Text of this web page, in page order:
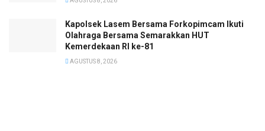
Kapolsek Lasem Bersama Forkopimcam Ikuti
Olahraga Bersama Semarakkan HUT
Kemerdekaan RI ke-81
AGUSTUS 8, 2026